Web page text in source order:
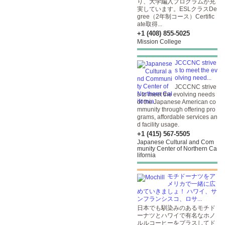
り、大学編入プログラムが充
実しています。ESLクラスDe
gree（2年制コース）Certific
ate取得...
+1 (408) 855-5025
Mission College
JCCCNC strive
s to meet the ev
olving need...
JCCCNC strive
s to meet the evolving needs
of the Japanese American co
mmunity through offering pro
grams, affordable services an
d facility usage.
+1 (415) 567-5505
Japanese Cultural and Com
munity Center of Northern Ca
lifornia
モチドーナツをア
メリカで一緒に広
めていきましょ！ ハワイ、サ
ンフランシスコ、ロサ...
日本でも馴染みのあるモチド
ーナツとハワイで有名なホノ
ルルコーヒーをプラスしてド